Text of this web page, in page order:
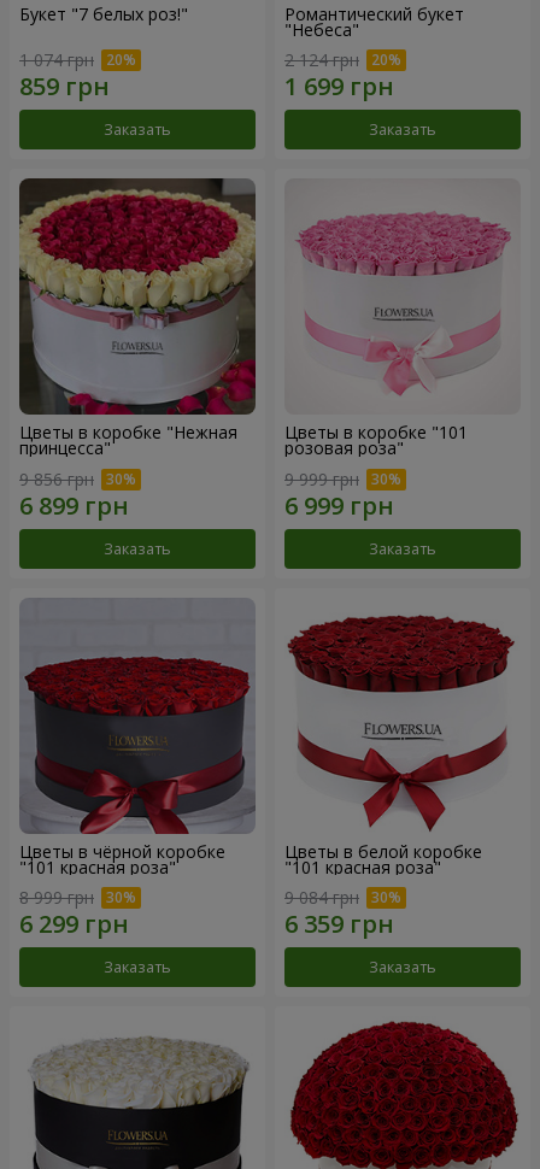
Букет "7 белых роз!"
1 074 грн
Заказать
Романтический букет
"Небеса"
2 124 грн
Заказать
Цветы в коробке "Нежная
принцесса"
9 856 грн
Заказать
Цветы в коробке "101
розовая роза"
9 999 грн
Заказать
Цветы в чёрной коробке
"101 красная роза"
8 999 грн
Заказать
Цветы в белой коробке
"101 красная роза"
9 084 грн
Заказать